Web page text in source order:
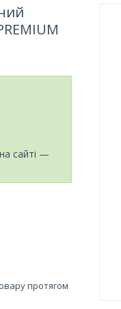
сайті —
протягом